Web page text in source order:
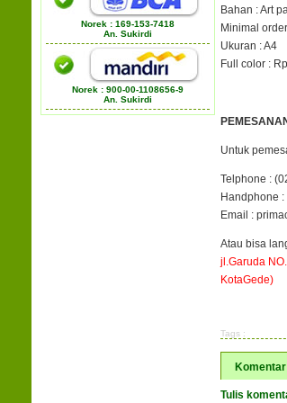
Norek : 169-153-7418
An. Sukirdi
Norek : 900-00-1108656-9
An. Sukirdi
Bahan : Art
Minimal
Ukuran : A4
Full color :
Untuk
Telphone :
Handphone
Email :
Atau bisa
jl.Garuda
KotaGede)
Tags :
Komentar
Tulis